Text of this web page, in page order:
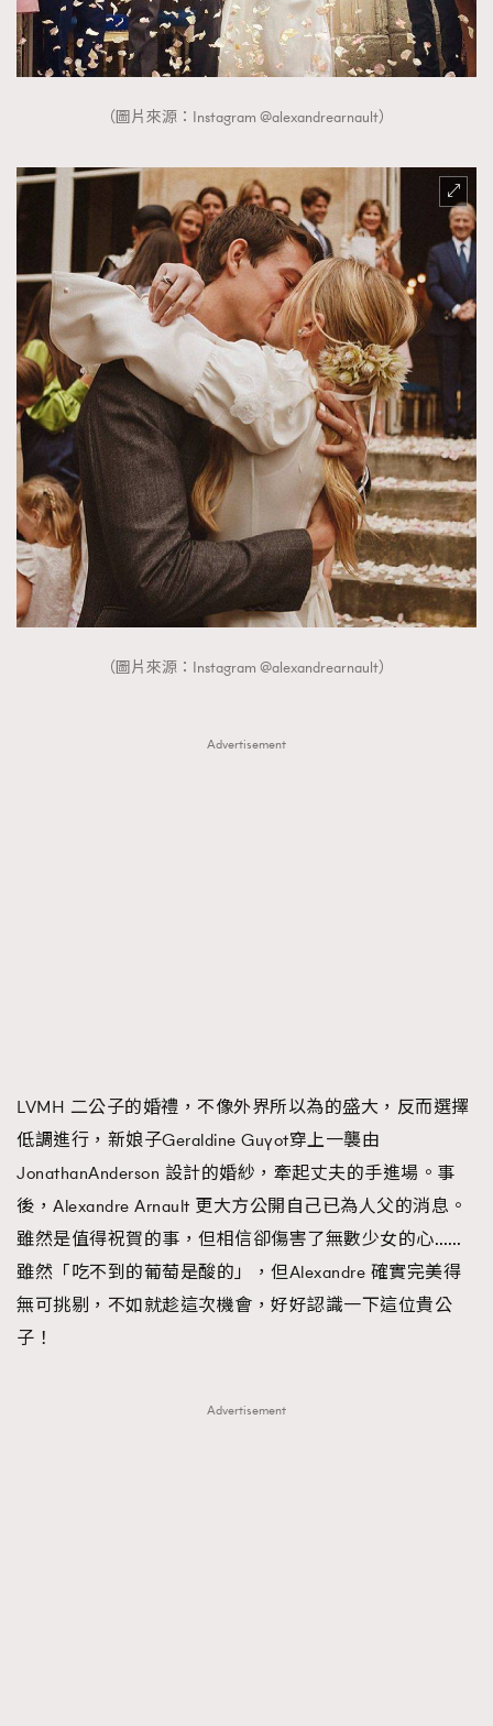
（圖片來源：Instagram @alexandrearnault）
（圖片來源：Instagram @alexandrearnault）
Advertisement
LVMH 二公子的婚禮，不像外界所以為的盛大，反而選擇
低調進行，新娘子Geraldine Guyot穿上一襲由
JonathanAnderson 設計的婚紗，牽起丈夫的手進場。事
後，Alexandre Arnault 更大方公開自己已為人父的消息。
雖然是值得祝賀的事，但相信卻傷害了無數少女的心……
雖然「吃不到的葡萄是酸的」，但Alexandre 確實完美得
無可挑剔，不如就趁這次機會，好好認識一下這位貴公
子！
Advertisement